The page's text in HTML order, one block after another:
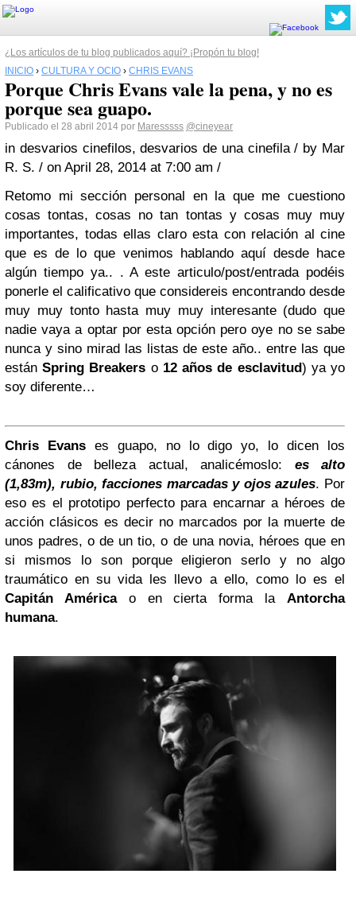
¿Los artículos de tu blog publicados aquí? ¡Propón tu blog!
INICIO › CULTURA Y OCIO › CHRIS EVANS
Porque Chris Evans vale la pena, y no es
porque sea guapo.
Publicado el 28 abril 2014 por Maresssss @cineyear
in desvarios cinefilos, desvarios de una cinefila / by Mar
R. S. / on April 28, 2014 at 7:00 am /
Retomo mi sección personal en la que me cuestiono
cosas tontas, cosas no tan tontas y cosas muy muy
importantes, todas ellas claro esta con relación al cine
que es de lo que venimos hablando aquí desde hace
algún tiempo ya.. . A este articulo/post/entrada podéis
ponerle el calificativo que considereis encontrando desde
muy muy tonto hasta muy muy interesante (dudo que
nadie vaya a optar por esta opción pero oye no se sabe
nunca y sino mirad las listas de este año.. entre las que
estánSpring Breakers o 12 años de esclavitud) ya yo
soy diferente…
Chris Evanses guapo, no lo digo yo, lo dicen los
cánones de belleza actual, analicémoslo: es alto
(1,83m), rubio, facciones marcadas y ojos azules. Por
eso es el prototipo perfecto para encarnar a héroes de
acción clásicos es decir no marcados por la muerte de
unos padres, o de un tio, o de una novia, héroes que en
si mismos lo son porque eligieron serlo y no algo
traumático en su vida les llevo a ello, como lo es el
Capitán Américao en cierta forma laAntorcha
humana.